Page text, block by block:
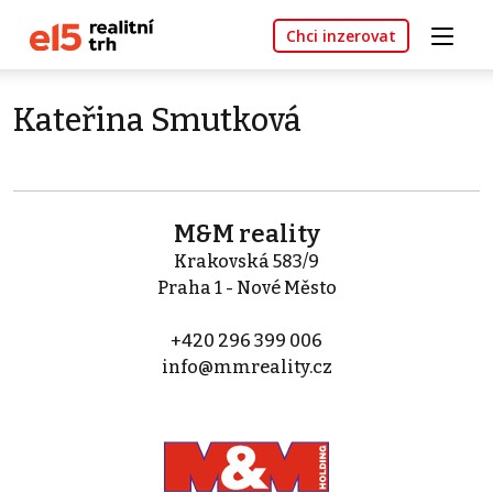
Chci inzerovat
Kateřina Smutková
M&M reality
Krakovská 583/9
Praha 1 - Nové Město
+420 296 399 006
info@mmreality.cz